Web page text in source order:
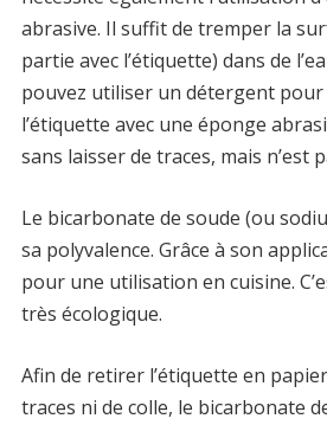
abrasive. Il suffit de tremper la
partie avec l’étiquette) dans de
pouvez utiliser un détergent pour
l’étiquette avec une éponge
sans laisser de traces, mais n’est
Le bicarbonate de soude (ou
sa polyvalence. Grâce à son
pour une utilisation en cuisine.
très écologique.
Afin de retirer l’étiquette en
traces ni de colle, le bicarbonate